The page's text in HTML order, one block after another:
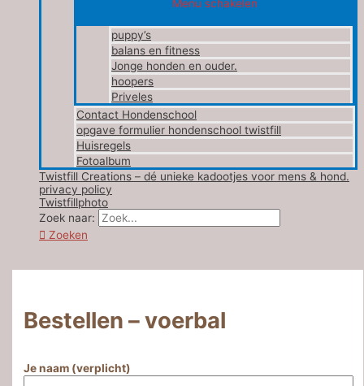
Menu schakelen
puppy’s
balans en fitness
Jonge honden en ouder.
hoopers
Priveles
Contact Hondenschool
opgave formulier hondenschool twistfill
Huisregels
Fotoalbum
Twistfill Creations – dé unieke kadootjes voor mens & hond.
privacy policy
Twistfillphoto
Zoek naar:
Zoeken
Bestellen – voerbal
Je naam (verplicht)